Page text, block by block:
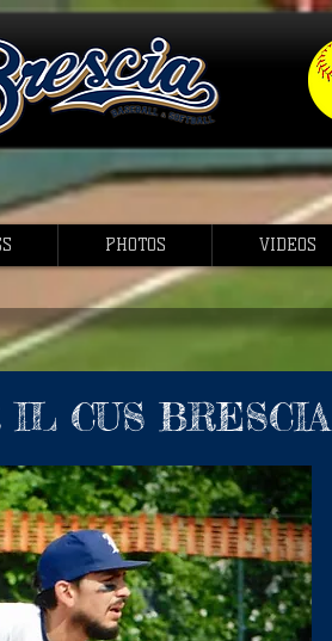
PHOTOS VIDEOS
IL CUS BRESCIA